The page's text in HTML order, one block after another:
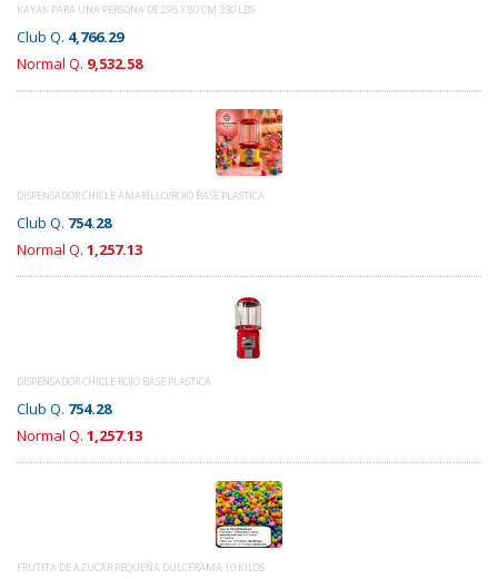
KAYAK PARA UNA PERSONA DE 295 X 80 CM 330 LBS
Club Q. 4,766.29
Normal Q. 9,532.58
DISPENSADOR CHICLE AMARILLO/ROJO BASE PLASTICA
Club Q. 754.28
Normal Q. 1,257.13
DISPENSADOR CHICLE ROJO BASE PLASTICA
Club Q. 754.28
Normal Q. 1,257.13
FRUTITA DE AZUCAR PEQUEÑA DULCERAMA 10 KILOS